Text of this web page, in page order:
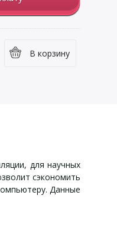
В корзину
для научных
сэкономить
Данные